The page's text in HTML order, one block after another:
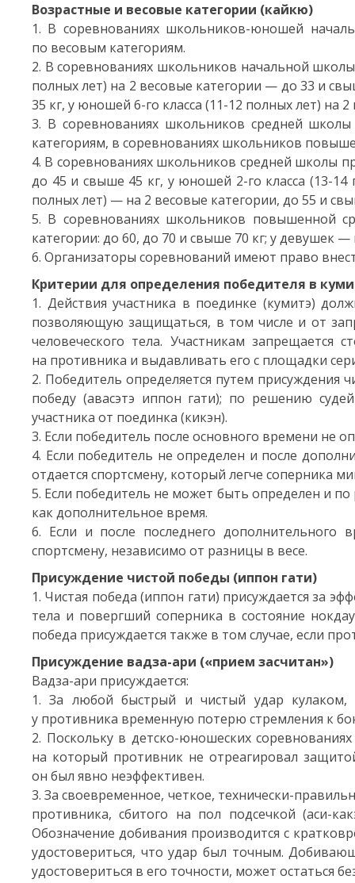
Возрастные и весовые категории (кайкю)
1. В соревнованиях школьников-юношей
по весовым категориям.
2. В соревнованиях школьников начальной
полных лет) на 2 весовые категории — до 33 и
35 кг, у юношей 6-го класса (11-12 полных лет) на
3. В соревнованиях школьников средней
категориям, в соревнованиях школьников
4. В соревнованиях школьников средней школы
до 45 и свыше 45 кг, у юношей 2-го класса(13-14
полных лет) — на 2 весовые категории, до 55 и
5. В соревнованиях школьников повышенной
категории: до 60, до 70 и свыше 70 кг; у девушек
6. Организаторы соревнований имеют право
Критерии для определения победителя в
1. Действия участника в поединке (кумитэ)
позволяющую защищаться, в том числе и от
человеческого тела. Участникам
на противника и выдавливать его с площадки
2. Победитель определяется путем
победу (авасэтэ иппон гати); по решению
участника от поединка (кикэн).
3. Если победитель после основного времени не
4. Если победитель не определен и после
отдается спортсмену, который легче соперника
5. Если победитель не может быть определен и
как дополнительное время.
6. Если и после последнего дополнительного
спортсмену, независимо от разницы в весе.
Присуждение чистой победы (иппон гати)
1. Чистая победа (иппон гати) присуждается за
тела и повергший соперника в состояние
победа присуждается также в том случае, если
Присуждение вадза-ари («прием засчитан»)
Вадза-ари присуждается:
1. За любой быстрый и чистый удар
у противника временную потерю стремления к
2. Поскольку в детско-юношеских
на который противник не отреагировал
он был явно неэффективен.
3. За своевременное, четкое, технически-
противника, сбитого на пол подсечкой (аси-
Обозначение добивания производится с
удостовериться, что удар был точным.
удостовериться в его точности, может остаться